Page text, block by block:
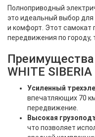
Полноприводный
это идеальный выбор
и комфорт. Этот самокат
передвижения по городу,
WHITE
Усиленный
впечатляющих 70
передвижение.
Высокая
что позволяет